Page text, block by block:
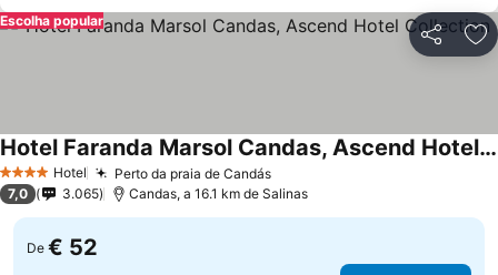
Partilhar
Escolha popular
4 EstrelasHotel Perto da praia de Candás
Hotel Faranda Marsol Candas, Ascend Hotel Collection
7,0 3.065 Candas, a 16.1 km de Salinas
De € 52